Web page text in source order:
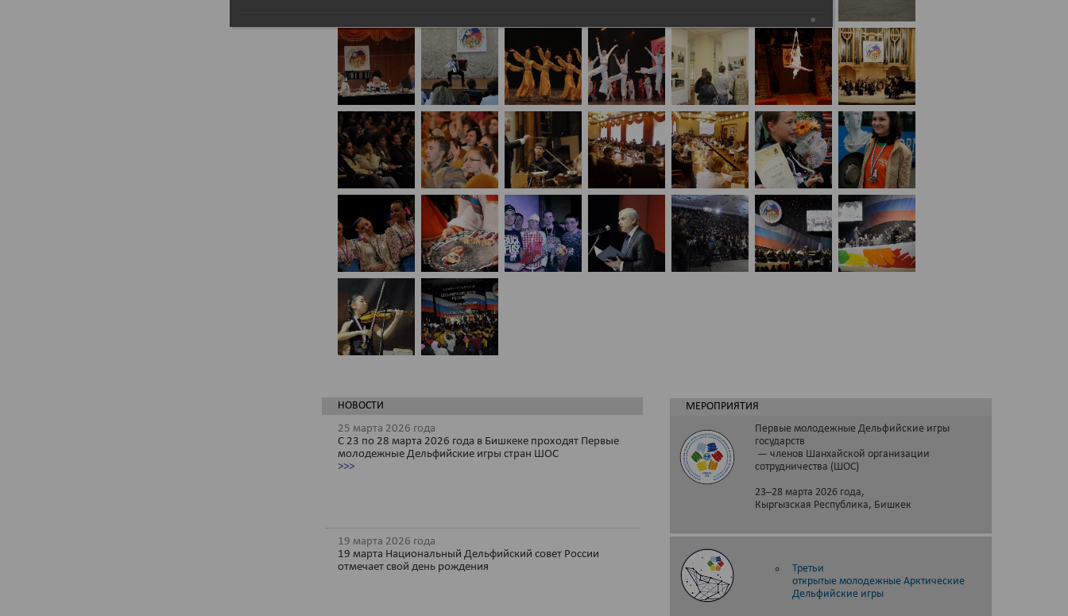
НОВОСТИ
25 марта 2026 года
С 23 по 28 марта 2026 года в Бишкеке проходят Первые
молодежные Дельфийские игры стран ШОС
>>>
19 марта 2026 года
19 марта Национальный Дельфийский совет России
отмечает свой день рождения
МЕРОПРИЯТИЯ
Первые молодежные Дельфийские игры
государств
— членов Шанхайской организации
сотрудничества (ШОС)
23–28 марта 2026 года,
Кыргызская Республика, Бишкек
Третьи
открытые молодежные Арктические
Дельфийские игры